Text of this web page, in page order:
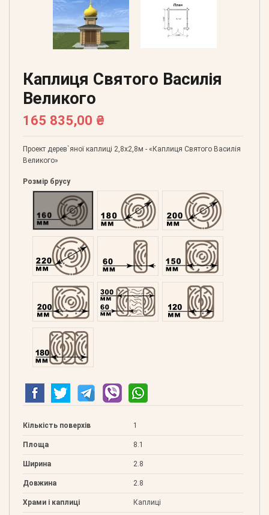
Каплиця Святого Василія
Великого
165 835,00 ₴
Проект дерев`яної каплиці 2,8х2,8м - «Каплиця Святого Василія
Великого»
Розмір брусу
Оциліндрований 160Оциліндрований 180Оциліндрований 200
Оциліндрований 220Профільований 60 Профільований 150
Профільований 200Подвійний 300 Клеєний 120
Клеєний 180
Кількість поверхів 1
Площа 8.1
Ширина 2.8
Довжина 2.8
Храми і каплиці Каплиці